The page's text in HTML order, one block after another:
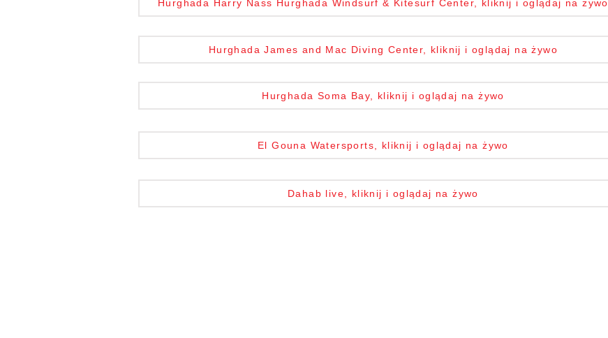
Hurghada Harry Nass Hurghada Windsurf & Kitesurf Center, kliknij i oglądaj na żywo
Hurghada James and Mac Diving Center, kliknij i oglądaj na żywo
Hurghada Soma Bay, kliknij i oglądaj na żywo
El Gouna Watersports, kliknij i oglądaj na żywo
Dahab live, kliknij i oglądaj na żywo